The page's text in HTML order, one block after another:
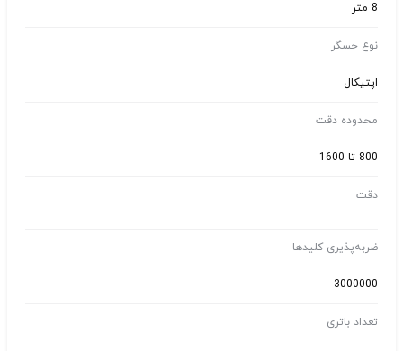
8 متر
نوع حسگر
اپتیکال
محدوده دقت
800 تا 1600
دقت
ضربه‌پذیری کلیدها
3000000
تعداد باتری